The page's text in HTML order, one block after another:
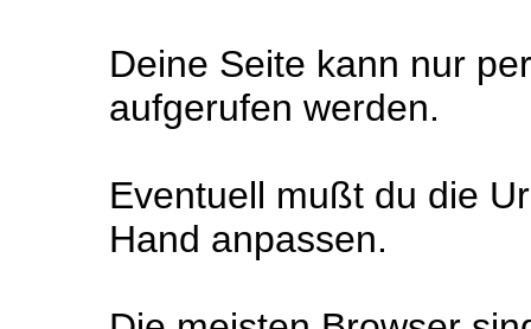
Deine Seite kann nur
aufgerufen werden.
Eventuell mußt du die
Hand anpassen.